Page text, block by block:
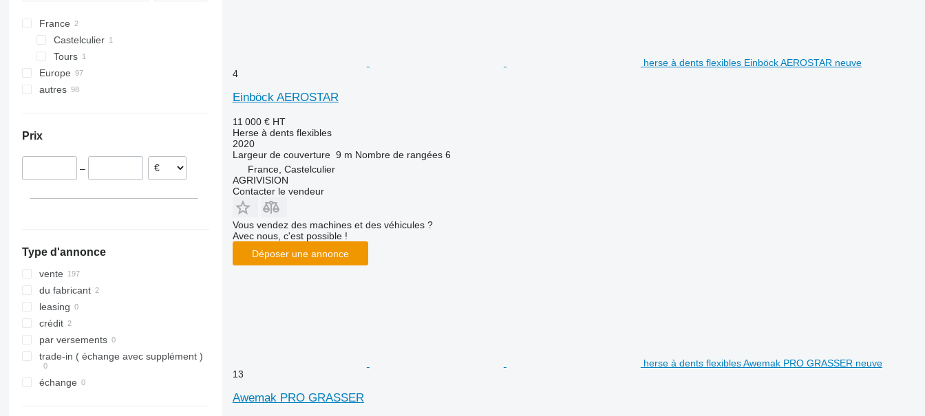
France
Castelculier
Tours
Europe
Pologne
République tchèque
Roumanie
autres
Prix
–
Type d'annonce
vente
du fabricant
leasing
crédit
par versements
trade-in ( échange avec supplément )
échange
herse à dents flexibles Einböck AEROSTAR neuve
4
Einböck AEROSTAR
11 000 € HT
Herse à dents flexibles
2020
Largeur de couverture 9 m Nombre de rangées 6
France, Castelculier
AGRIVISION
Contacter le vendeur
Vous vendez des machines et des véhicules ?
Avec nous, c'est possible !
Déposer une annonce
herse à dents flexibles Awemak PRO GRASSER neuve
13
Awemak PRO GRASSER